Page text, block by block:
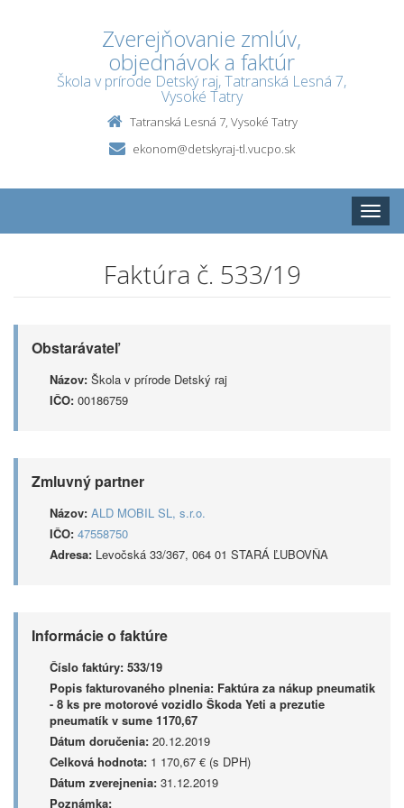
Zverejňovanie zmlúv,
objednávok a faktúr
Škola v prírode Detský raj, Tatranská Lesná 7,
Vysoké Tatry
Tatranská Lesná 7, Vysoké Tatry
ekonom@detskyraj-tl.vucpo.sk
Toggle
Faktúra č. 533/19
Obstarávateľ
Názov: Škola v prírode Detský raj
IČO: 00186759
Zmluvný partner
Názov: ALD MOBIL SL, s.r.o.
IČO: 47558750
Adresa: Levočská 33/367, 064 01 STARÁ ĽUBOVŇA
Informácie o faktúre
Číslo faktúry: 533/19
Popis fakturovaného plnenia: Faktúra za nákup pneumatik
- 8 ks pre motorové vozidlo Škoda Yeti a prezutie
pneumatík v sume 1170,67
Dátum doručenia: 20.12.2019
Celková hodnota: 1 170,67 € (s DPH)
Dátum zverejnenia: 31.12.2019
Poznámka: